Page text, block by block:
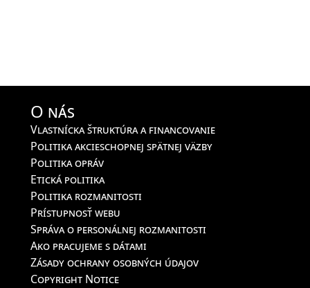
O nás
Vlastnícka štruktúra a financovanie
Politika akcieschopnej spätnej väzby
Politika opráv
Etická politika
Politika rozmanitosti
Prístupnosť webu
Správa o personálnej rozmanitosti
Ako pracujeme s dátami
Zásady ochrany osobných údajov
Copyright Notice